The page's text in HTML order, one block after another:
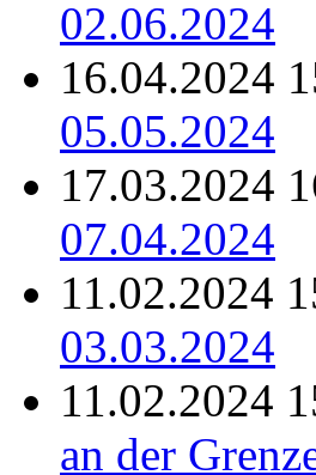
02.06.2024
16.04.2024
05.05.2024
17.03.2024
07.04.2024
11.02.2024
03.03.2024
11.02.2024
an der